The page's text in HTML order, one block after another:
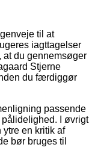
til at
iagttagelser
at du gennemsøger
Stjerne
du færdiggør
passende
I øvrigt
ytre en kritik af
bør bruges til